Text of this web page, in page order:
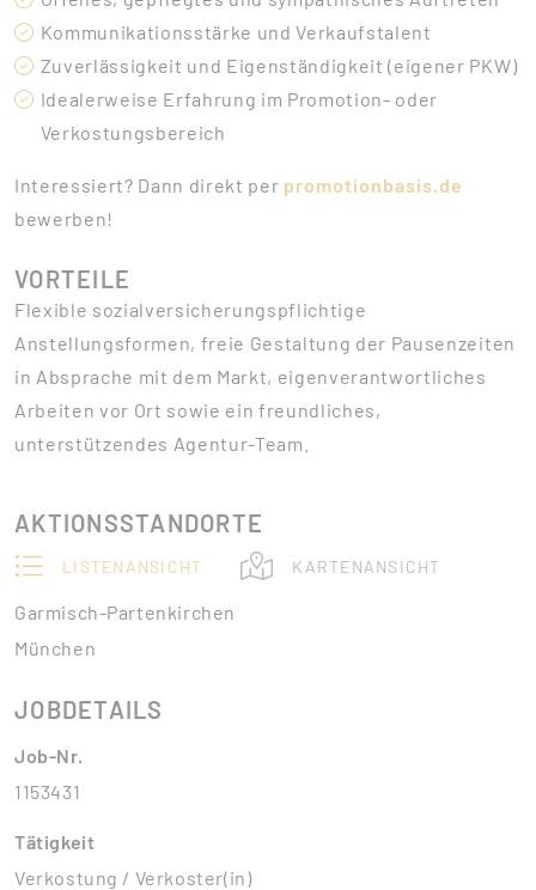
Kommunikationsstärke und Verkaufstalent
Zuverlässigkeit und Eigenständigkeit (eigener PKW)
Idealerweise Erfahrung im Promotion- oder
Verkostungsbereich
Interessiert? Dann direkt per promotionbasis.de
bewerben!
VORTEILE
Flexible sozialversicherungspflichtige
Anstellungsformen, freie Gestaltung der Pausenzeiten
in Absprache mit dem Markt, eigenverantwortliches
Arbeiten vor Ort sowie ein freundliches,
unterstützendes Agentur-Team.
AKTIONSSTANDORTE
LISTENANSICHT KARTENANSICHT
Garmisch-Partenkirchen
München
JOBDETAILS
Job-Nr.
1153431
Tätigkeit
Verkostung / Verkoster(in)